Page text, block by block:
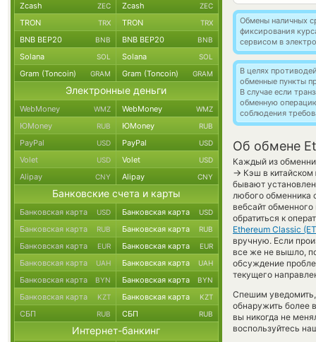
Обмены наличных
фиксирования
сервисом в
В целях
обменные пункты
В случае если
обменную
соблюдения
Об обмене
Каждый из
→ Кэш в
бывают
любого обменника
вебсайт
обратиться к
Ethereum Classic
вручную. Если
все же не вышло,
обсуждение
текущего
Спешим
обнаружить более
вы никогда не
воспользуйтесь
Zcash ZEC Zcash ZEC
TRON TRX TRON TRX
BNB BEP20 BNB BNB BEP20 BNB
Solana SOL Solana SOL
Gram (Toncoin) GRAM Gram (Toncoin) GRAM
Электронные деньги
WebMoney WMZ WebMoney WMZ
ЮMoney RUB ЮMoney RUB
PayPal USD PayPal USD
Volet USD Volet USD
Alipay CNY Alipay CNY
Банковские счета и карты
Банковская карта USD Банковская карта USD
Банковская карта RUB Банковская карта RUB
Банковская карта EUR Банковская карта EUR
Банковская карта UAH Банковская карта UAH
Банковская карта BYN Банковская карта BYN
Банковская карта KZT Банковская карта KZT
СБП RUB СБП RUB
Интернет-банкинг